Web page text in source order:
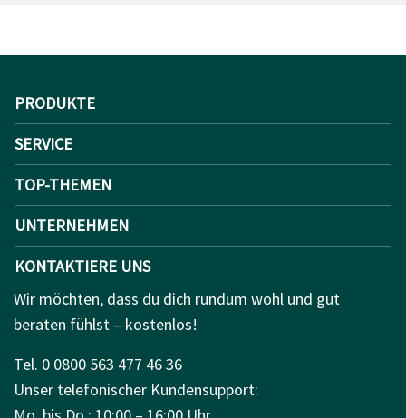
PRODUKTE
SERVICE
TOP-THEMEN
UNTERNEHMEN
KONTAKTIERE UNS
Wir möchten, dass du dich rundum wohl und gut
beraten fühlst – kostenlos!
Tel. 0 0800 563 477 46 36
Unser telefonischer Kundensupport: